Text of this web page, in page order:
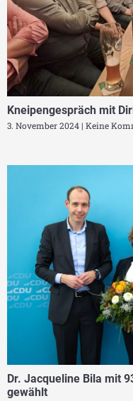
Kneipengespräch mit
3. November 2024 Keine
Dr. Jacqueline Bila mit
gewählt